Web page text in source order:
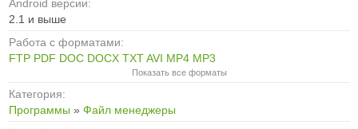
Android версии:
2.1 и выше
Работа с форматами:
FTP PDF DOC DOCX TXTAVI MP4 MP3
Показать все форматы
Категория:
Программы » Файл менеджеры